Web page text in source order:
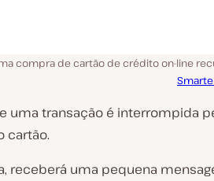
compra de cartão de crédito on-line
uma transação é interrompida
cartão.
receberá uma pequena